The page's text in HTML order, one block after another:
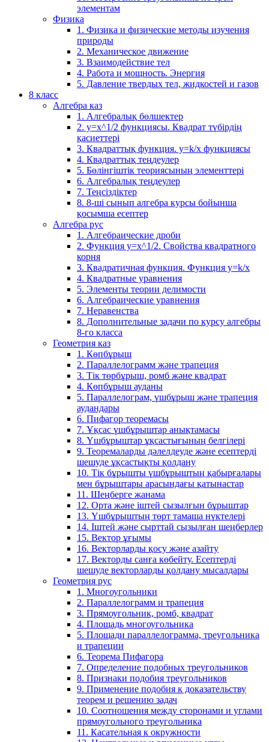
элементам
Физика
1. Физика и физические методы изучения
природы
2. Механическое движение
3. Взаимодействие тел
4. Работа и мощность. Энергия
5. Давление твердых тел, жидкостей и газов
8 класс
Алгебра каз
1. Алгебралық бөлшектер
2. у=х^1/2 функциясы. Квадрат түбірдің
қасиеттері
3. Квадраттық функция. у=k/x функциясы
4. Квадраттық теңдеулер
5. Бөлінгіштік теориясының элементтері
6. Алгебралық теңдеулер
7. Теңсіздіктер
8. 8-ші сынып алгебра курсы бойынша
қосымша есептер
Алгебра рус
1. Алгебраические дроби
2. Функция y=x^1/2. Свойства квадратного
корня
3. Квадратичная функция. Функция у=k/x
4. Квадратные уравнения
5. Элементы теории делимости
6. Алгебраические уравнения
7. Неравенства
8. Дополнительные задачи по курсу алгебры
8-го класса
Геометрия каз
1. Көпбұрыш
2. Параллелограмм және трапеция
3. Тік төрбұрыш, ромб және квадрат
4. Көпбұрыш ауданы
5. Параллелограм, үшбұрыш және трапеция
аудандары
6. Пифагор теоремасы
7. Ұқсас үшбұрыштар анықтамасы
8. Үшбұрыштар ұқсастығының белгілері
9. Теоремаларды дәлелдеуде және есептерді
шешуде ұқсастықты қолдану
10. Тік бұрышты үшбұрыштың қабырғалары
мен бұрыштары арасындағы қатынастар
11. Шеңберге жанама
12. Орта және іштей сызылғын бұрыштар
13. Үшбұрыштың төрт тамаша нүктелері
14. Іштей және сырттай сызылған шеңберлер
15. Вектор ұғымы
16. Векторларды қосу және азайту
17. Векторды санға көбейту. Есептерді
шешуде векторларды қолдану мысалдары
Геометрия рус
1. Многоугольники
2. Параллелограмм и трапеция
3. Прямоугольник, ромб, квадрат
4. Площадь многоугольника
5. Площади параллелограмма, треугольника
и трапеции
6. Теорема Пифагора
7. Определение подобных треугольников
8. Признаки подобия треугольников
9. Применение подобия к доказательству
теорем и решению задач
10. Соотношения между сторонами и углами
прямоугольного треугольника
11. Касательная к окружности